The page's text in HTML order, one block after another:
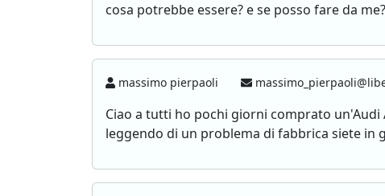
cosa potrebbe essere? e se posso fare da me?
massimo pierpaoli
Ciao a tutti ho pochi giorni comprato un'Audi
leggendo di un problema di fabbrica siete in